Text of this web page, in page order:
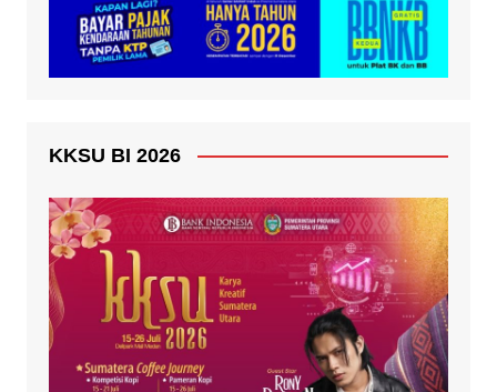
KKSU BI 2026